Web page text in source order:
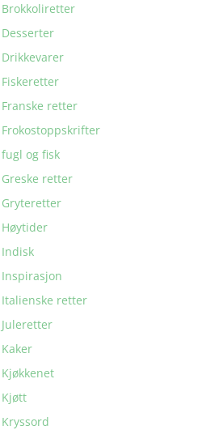
Brokkoliretter
Desserter
Drikkevarer
Fiskeretter
Franske retter
Frokostoppskrifter
fugl og fisk
Greske retter
Gryteretter
Høytider
Indisk
Inspirasjon
Italienske retter
Juleretter
Kaker
Kjøkkenet
Kjøtt
Kryssord